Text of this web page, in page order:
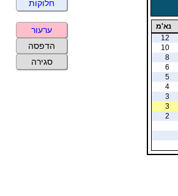
נא'מ
12
10
8
6
5
4
3
3
2
חלוקות
ערעור
הדפסה
סגירה